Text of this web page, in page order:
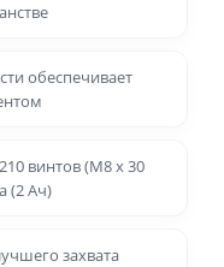
обеспечивает
винтов (M8 x 30
(2 Ач)
захвата